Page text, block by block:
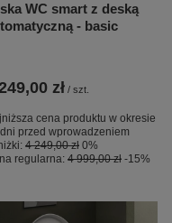
WC smart z deską
- basic
zł / szt.
cena produktu w okresie
przed wprowadzeniem
4 249,00 zł 0%
regularna: 4 999,00 zł -15%